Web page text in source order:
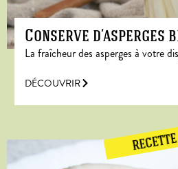
Conserve d’asperges
La fraîcheur des asperges à votre
DÉCOUVRIR
RECETTE